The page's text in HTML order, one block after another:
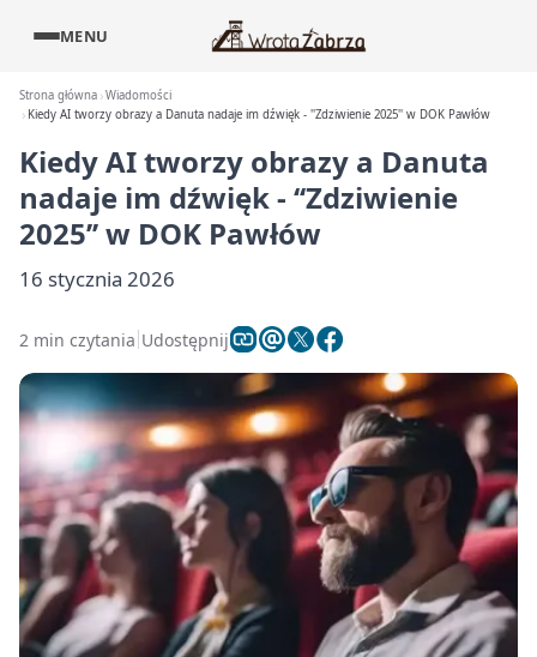
MENU
Strona główna Wiadomości
Kiedy AI tworzy obrazy a Danuta nadaje im dźwięk - ''Zdziwienie 2025'' w DOK Pawłów
Kiedy AI tworzy obrazy a Danuta
nadaje im dźwięk - ‘‘Zdziwienie
2025’’ w DOK Pawłów
16 stycznia 2026
2 min czytania Udostępnij